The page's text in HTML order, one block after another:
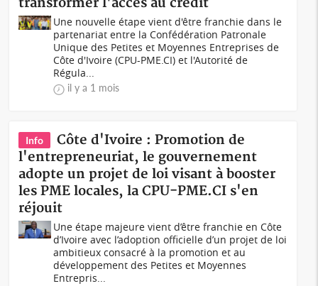
Une nouvelle étape vient d'être franchie dans le
partenariat entre la Confédération Patronale
Unique des Petites et Moyennes Entreprises de
Côte d'Ivoire (CPU-PME.CI) et l'Autorité de
Régula...
il y a 1 mois
Info
Côte d'Ivoire : Promotion de
l'entrepreneuriat, le gouvernement
adopte un projet de loi visant à booster
les PME locales, la CPU-PME.CI s'en
réjouit
Une étape majeure vient d’être franchie en Côte
d’Ivoire avec l’adoption officielle d’un projet de loi
ambitieux consacré à la promotion et au
développement des Petites et Moyennes
Entrepris...